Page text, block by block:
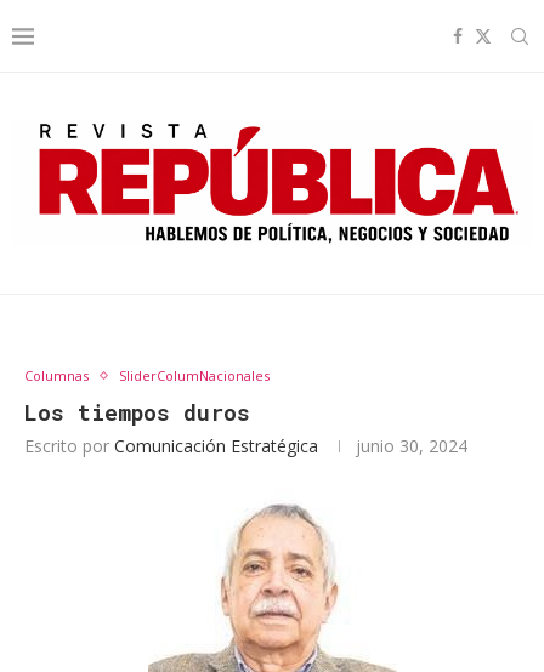
Columnas SliderColumNacionales
Los tiempos duros
Escrito por Comunicación Estratégica junio 30, 2024